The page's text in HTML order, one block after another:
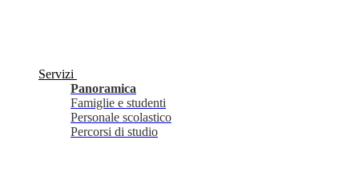
Servizi
Panoramica
Famiglie e studenti
Personale scolastico
Percorsi di studio